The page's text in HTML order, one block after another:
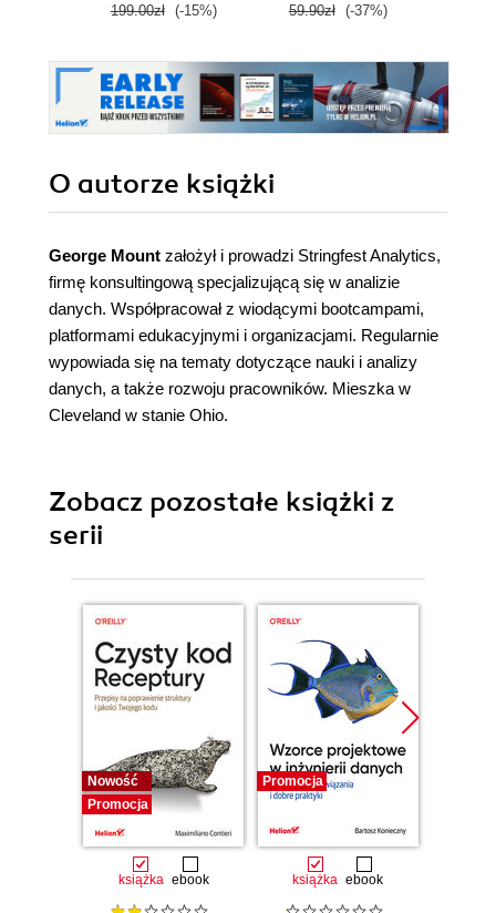
199.00zł (-15%) 59.90zł (-37%)
O autorze książki
George Mount założył i prowadzi Stringfest Analytics,
firmę konsultingową specjalizującą się w analizie
danych. Współpracował z wiodącymi bootcampami,
platformami edukacyjnymi i organizacjami. Regularnie
wypowiada się na tematy dotyczące nauki i analizy
danych, a także rozwoju pracowników. Mieszka w
Cleveland w stanie Ohio.
Zobacz pozostałe książki z
serii
Nowość
Promocja
książka ebook
Promocja
książka ebook